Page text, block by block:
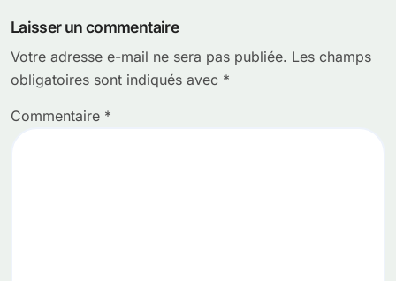
Laisser un commentaire
Votre adresse e-mail ne sera pas publiée. Les champs
obligatoires sont indiqués avec *
Commentaire *